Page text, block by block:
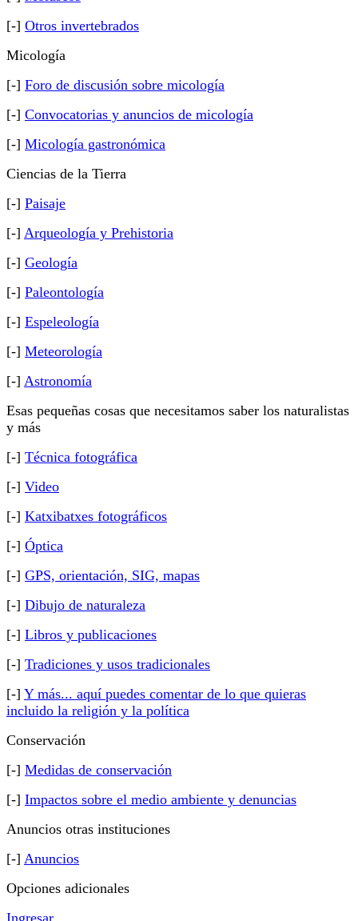
[-] Otros invertebrados
Micología
[-] Foro de discusión sobre micología
[-] Convocatorias y anuncios de micología
[-] Micología gastronómica
Ciencias de la Tierra
[-] Paisaje
[-] Arqueología y Prehistoria
[-] Geología
[-] Paleontología
[-] Espeleología
[-] Meteorología
[-] Astronomía
Esas pequeñas cosas que necesitamos saber los naturalistas
y más
[-] Técnica fotográfica
[-] Video
[-] Katxibatxes fotográficos
[-] Óptica
[-] GPS, orientación, SIG, mapas
[-] Dibujo de naturaleza
[-] Libros y publicaciones
[-] Tradiciones y usos tradicionales
[-] Y más... aquí puedes comentar de lo que quieras
incluido la religión y la política
Conservación
[-] Medidas de conservación
[-] Impactos sobre el medio ambiente y denuncias
Anuncios otras instituciones
[-] Anuncios
Opciones adicionales
Ingresar